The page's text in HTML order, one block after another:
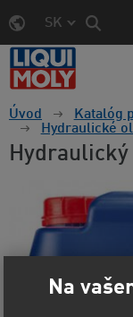
SK
Úvod Katalóg
Hydraulické
Hydraulický
Na